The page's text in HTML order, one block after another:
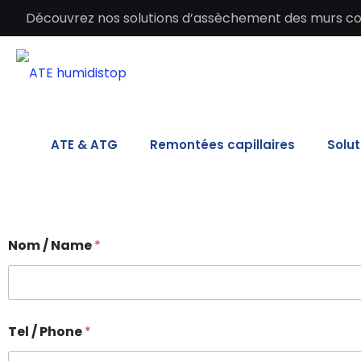
Découvrez nos solutions d’assèchement des murs
ATE & ATG Remontées capillaires
o
m
a
e
Nom / Name*
Tel / Phone*